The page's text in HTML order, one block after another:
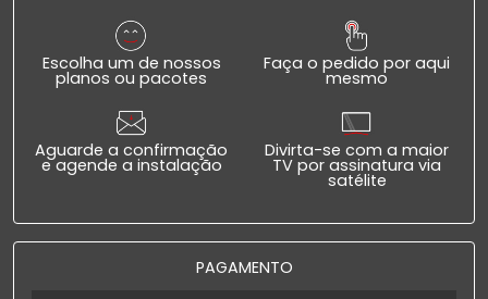
Escolha um de nossos
planos ou pacotes
Faça o pedido por aqui
mesmo
Aguarde a confirmação
e agende a instalação
Divirta-se com a maior
TV por assinatura via
satélite
PAGAMENTO